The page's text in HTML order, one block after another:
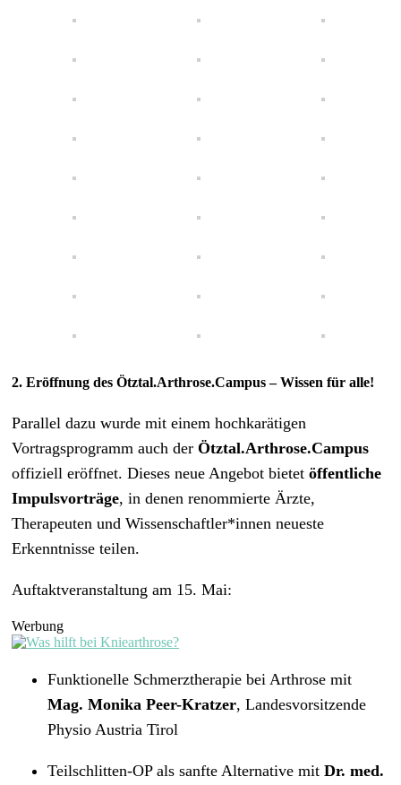
2. Eröffnung des Ötztal.Arthrose.Campus – Wissen für alle!
Parallel dazu wurde mit einem hochkarätigen
Vortragsprogramm auch der Ötztal.Arthrose.Campus
offiziell eröffnet. Dieses neue Angebot bietet öffentliche
Impulsvorträge, in denen renommierte Ärzte,
Therapeuten und Wissenschaftler*innen neueste
Erkenntnisse teilen.
Auftaktveranstaltung am 15. Mai:
Werbung
Funktionelle Schmerztherapie bei Arthrose mit
Mag. Monika Peer-Kratzer, Landesvorsitzende
Physio Austria Tirol
Teilschlitten-OP als sanfte Alternative mit Dr. med.